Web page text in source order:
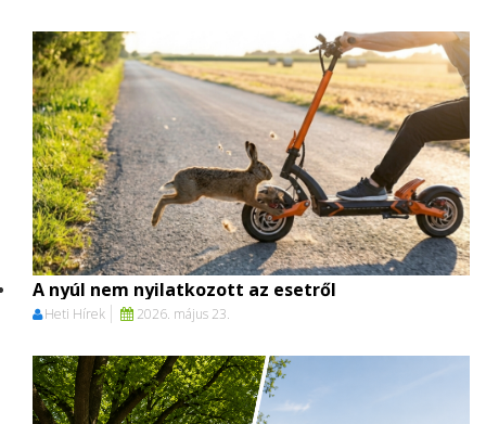
A nyúl nem nyilatkozott az esetről
Heti Hírek 2026. május 23.